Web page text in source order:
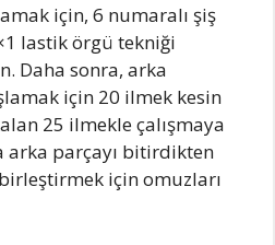
için, 6 numaralı şiş
lastik örgü tekniği
Daha sonra, arka
için 20 ilmek kesin
25 ilmekle çalışmaya
arka parçayı bitirdikten
için omuzları